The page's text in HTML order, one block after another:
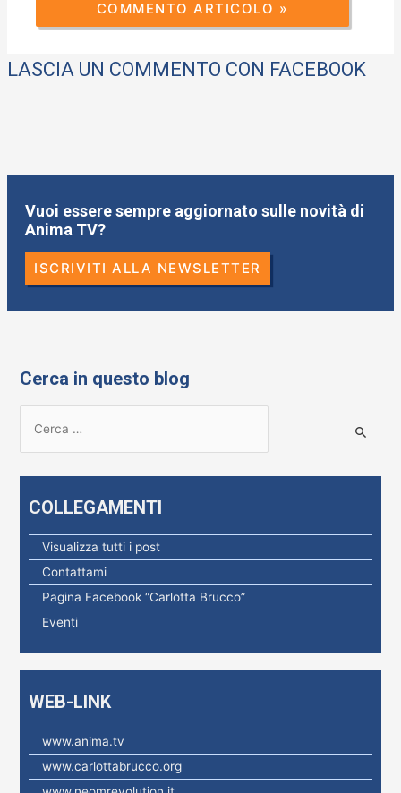
LASCIA UN COMMENTO CON FACEBOOK
Vuoi essere sempre aggiornato sulle novità di
Anima TV?
ISCRIVITI ALLA NEWSLETTER
Cerca in questo blog
:
COLLEGAMENTI
Visualizza tutti i post
Contattami
Pagina Facebook “Carlotta Brucco”
Eventi
WEB-LINK
www.anima.tv
www.carlottabrucco.org